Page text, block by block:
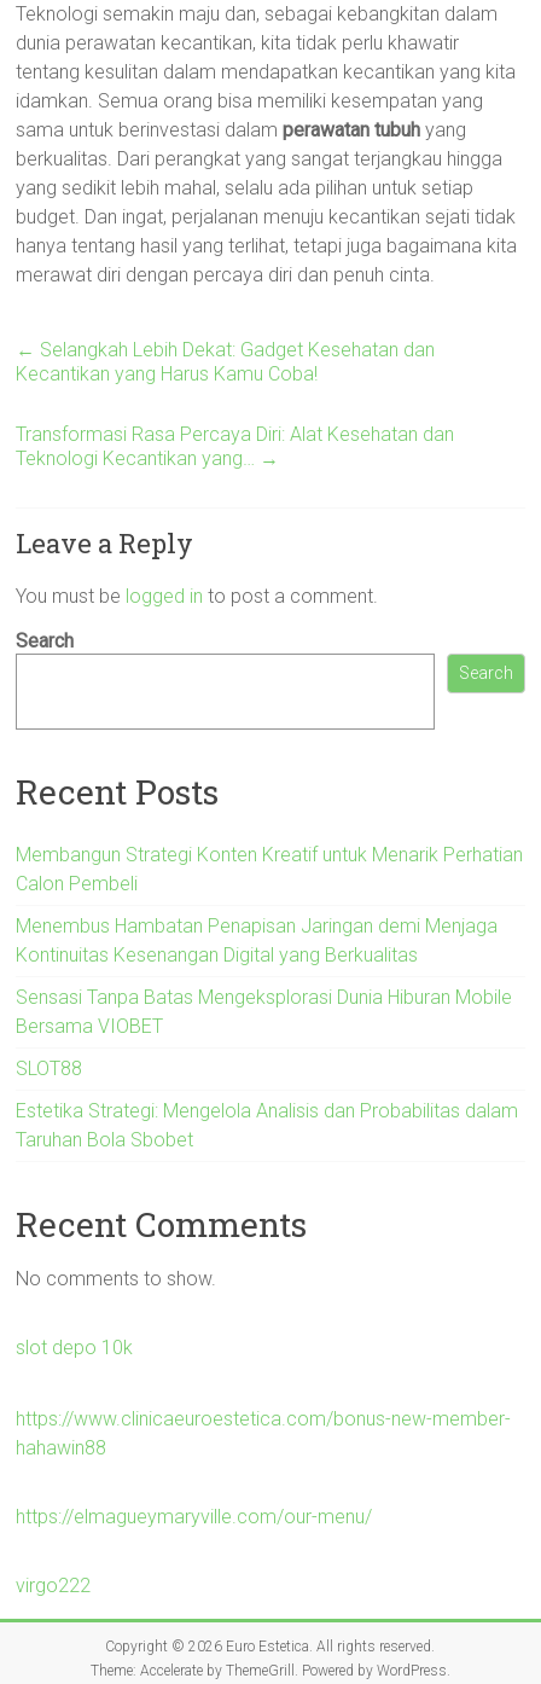
Teknologi semakin maju dan, sebagai kebangkitan dalam
dunia perawatan kecantikan, kita tidak perlu khawatir
tentang kesulitan dalam mendapatkan kecantikan yang kita
idamkan. Semua orang bisa memiliki kesempatan yang
sama untuk berinvestasi dalamperawatan tubuh yang
berkualitas. Dari perangkat yang sangat terjangkau hingga
yang sedikit lebih mahal, selalu ada pilihan untuk setiap
budget. Dan ingat, perjalanan menuju kecantikan sejati tidak
hanya tentang hasil yang terlihat, tetapi juga bagaimana kita
merawat diri dengan percaya diri dan penuh cinta.
← Selangkah Lebih Dekat: Gadget Kesehatan dan
Kecantikan yang Harus Kamu Coba!
Transformasi Rasa Percaya Diri: Alat Kesehatan dan
Teknologi Kecantikan yang… →
Leave a Reply
You must be logged in to post a comment.
Search
Search
Recent Posts
Membangun Strategi Konten Kreatif untuk Menarik Perhatian
Calon Pembeli
Menembus Hambatan Penapisan Jaringan demi Menjaga
Kontinuitas Kesenangan Digital yang Berkualitas
Sensasi Tanpa Batas Mengeksplorasi Dunia Hiburan Mobile
Bersama VIOBET
SLOT88
Estetika Strategi: Mengelola Analisis dan Probabilitas dalam
Taruhan Bola Sbobet
Recent Comments
No comments to show.
slot depo 10k
https://www.clinicaeuroestetica.com/bonus-new-member-
hahawin88
https://elmagueymaryville.com/our-menu/
virgo222
Copyright © 2026 Euro Estetica . All rights reserved.
Theme: Accelerateby ThemeGrill. Powered by WordPress